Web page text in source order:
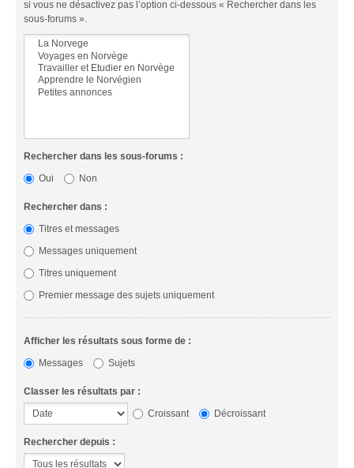
si vous ne désactivez pas l’option ci-dessous « Rechercher dans les
sous-forums ».
Rechercher dans les sous-forums :
Oui
Non
Rechercher dans :
Titres et messages
Messages uniquement
Titres uniquement
Premier message des sujets uniquement
Afficher les résultats sous forme de :
Messages
Sujets
Classer les résultats par :
Croissant
Décroissant
Rechercher depuis :